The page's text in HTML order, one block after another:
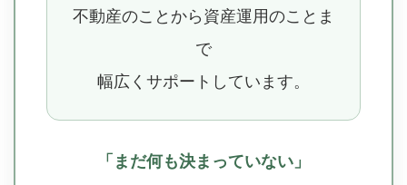
不動産のことから資産運用のことま
で
幅広くサポートしています。
「まだ何も決まっていない」